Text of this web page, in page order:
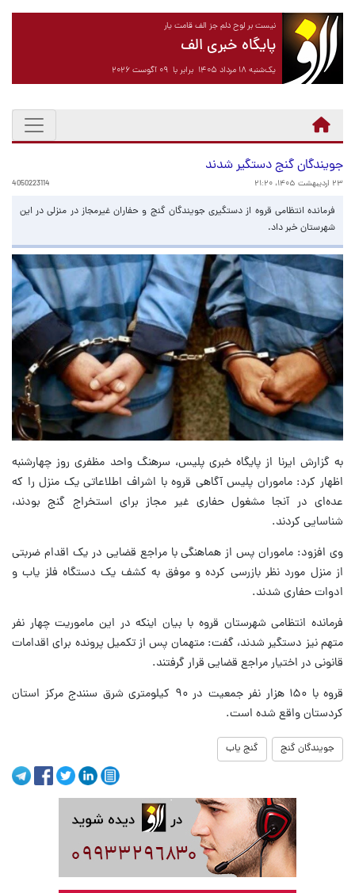
نیست بر لوح دلم جز الف قامت یار
پایگاه خبری الف
یک‌شنبه ۱۸ مرداد ۱۴۰۵ برابر با ۰۹ آگوست ۲۰۲۶
جویندگان گنج دستگیر شدند
۲۳ اردیبهشت ۱۴۰۵، ۲۱:۲۰ 4050223114
فرمانده انتظامی قروه از دستگیری جویندگان گنج و حفاران غیرمجاز در منزلی در این
شهرستان خبر داد.
به گزارش ایرنا از پایگاه خبری پلیس، سرهنگ واحد مظفری روز چهارشنبه
اظهار کرد: ماموران پلیس آگاهی قروه با اشراف اطلاعاتی یک منزل را که
عده‌ای در آنجا مشغول حفاری غیر مجاز برای استخراج گنج بودند،
شناسایی کردند.
وی افزود: ماموران پس از هماهنگی با مراجع قضایی در یک اقدام ضربتی
از منزل مورد نظر بازرسی کرده و موفق به کشف یک دستگاه فلز یاب و
ادوات حفاری شدند.
فرمانده انتظامی شهرستان قروه با بیان اینکه در این ماموریت چهار نفر
متهم نیز دستگیر شدند، گفت: متهمان پس از تکمیل پرونده برای اقدامات
قانونی در اختیار مراجع قضایی قرار گرفتند.
قروه با ۱۵۰ هزار نفر جمعیت در ۹۰ کیلومتری شرق سنندج مرکز استان
کردستان واقع شده است.
جویندگان گنج گنج یاب